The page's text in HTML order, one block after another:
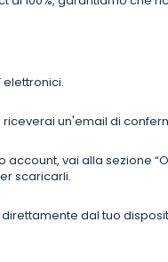
elettronici.
un'email di
vai alla sezione
scaricarli.
direttamente dal tuo